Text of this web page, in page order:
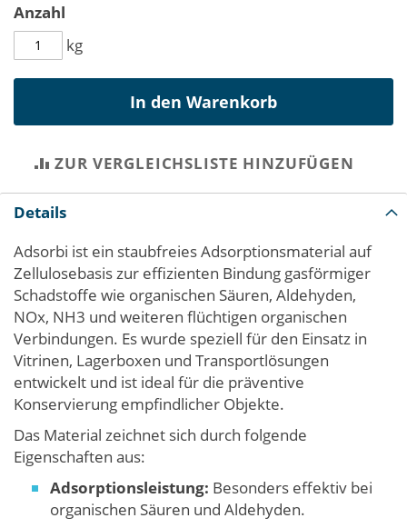
Anzahl
kg
In den Warenkorb
ZUR VERGLEICHSLISTE HINZUFÜGEN
Details
Adsorbi ist ein staubfreies Adsorptionsmaterial auf
Zellulosebasis zur effizienten Bindung gasförmiger
Schadstoffe wie organischen Säuren, Aldehyden,
NOx, NH3 und weiteren flüchtigen organischen
Verbindungen. Es wurde speziell für den Einsatz in
Vitrinen, Lagerboxen und Transportlösungen
entwickelt und ist ideal für die präventive
Konservierung empfindlicher Objekte.
Das Material zeichnet sich durch folgende
Eigenschaften aus:
Adsorptionsleistung: Besonders effektiv bei
organischen Säuren und Aldehyden.